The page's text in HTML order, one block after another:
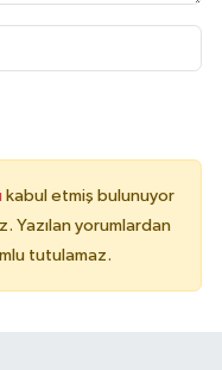
kabul etmiş bulunuyor
Yazılan yorumlardan
tutulamaz.